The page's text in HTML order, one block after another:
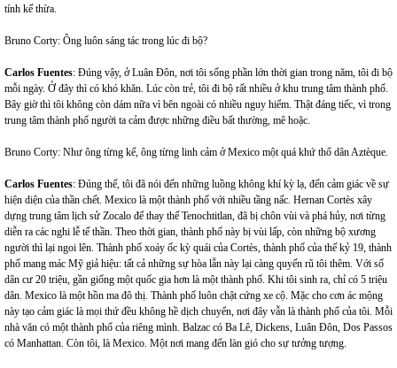
tính kế thừa.
Bruno Corty: Ông luôn sáng tác trong lúc đi bộ?
Carlos Fuentes: Đúng vậy, ở Luân Đôn, nơi tôi sống phần lớn thời gian trong năm, tôi đi bộ
mỗi ngày. Ở đây thì có khó khăn. Lúc còn trẻ, tôi đi bộ rất nhiều ở khu trung tâm thành phố.
Bây giờ thì tôi không còn dám nữa vì bên ngoài có nhiều nguy hiểm. Thật đáng tiếc, vì trong
trung tâm thành phố người ta cảm được những điều bất thường, mê hoặc.
Bruno Corty: Như ông từng kể, ông từng linh cảm ở Mexico một quá khứ thổ dân Aztèque.
Carlos Fuentes: Đúng thế, tôi đã nói đến những luồng không khí kỳ lạ, đến cảm giác về sự
hiện diện của thần chết. Mexico là một thành phố với nhiều tầng nấc. Hernan Cortès xây
dựng trung tâm lịch sử Zocalo để thay thế Tenochtitlan, đã bị chôn vùi và phá hủy, nơi từng
diễn ra các nghi lễ tế thần. Theo thời gian, thành phố này bị vùi lấp, còn những bộ xương
người thì lại ngoi lên. Thành phố xoáy ốc kỳ quái của Cortès, thành phố của thế kỷ 19, thành
phố mang mác Mỹ giả hiệu: tất cả những sự hòa lẫn này lại càng quyến rũ tôi thêm. Với số
dân cư 20 triệu, gần giống một quốc gia hơn là một thành phố. Khi tôi sinh ra, chỉ có 5 triệu
dân. Mexico là một hồn ma đô thị. Thành phố luôn chật cứng xe cộ. Mặc cho cơn ác mộng
này tạo cảm giác là mọi thứ đều không hề dịch chuyển, nơi đây vẫn là thành phố của tôi. Mỗi
nhà văn có một thành phố của riêng mình. Balzac có Ba Lê, Dickens, Luân Đôn, Dos Passos
có Manhattan. Còn tôi, là Mexico. Một nơi mang đến làn gió cho sự tưởng tượng.